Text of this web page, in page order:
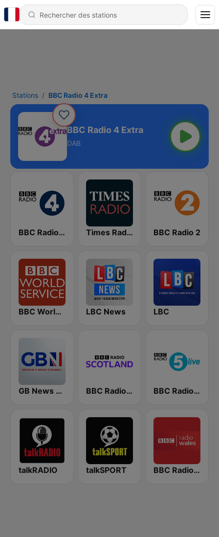
Stations BBC Radio 4 Extra
BBC Radio 4 Extra
DAB
BBC Radio 4 Times Radio BBC Radio 2
BBC World Service LBC News LBC
GB News Radio BBC Radio Scotland BBC Radio 5 live
talkRADIO talkSPORT BBC Radio Wales